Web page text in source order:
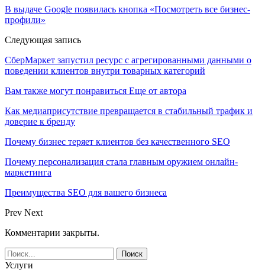
В выдаче Google появилась кнопка «Посмотреть все бизнес-
профили»
Следующая запись
СберМаркет запустил ресурс с агрегированными данными о
поведении клиентов внутри товарных категорий
Вам также могут понравиться Еще от автора
Как медиаприсутствие превращается в стабильный трафик и
доверие к бренду
Почему бизнес теряет клиентов без качественного SEO
Почему персонализация стала главным оружием онлайн-
маркетинга
Преимущества SEO для вашего бизнеса
Prev Next
Комментарии закрыты.
Услуги